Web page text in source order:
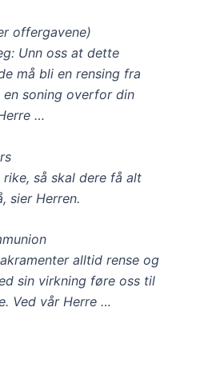
offergavene)
Unn oss at dette
må bli en rensing fra
en soning overfor din
…
så skal dere få alt
sier Herren.
alltid rense og
sin virkning føre oss til
Ved vår Herre …